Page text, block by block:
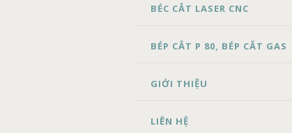
BÉC CẮT LASER CNC
BÉP CẮT P 80, BÉP CẮT GAS
GIỚI THIỆU
LIÊN HỆ